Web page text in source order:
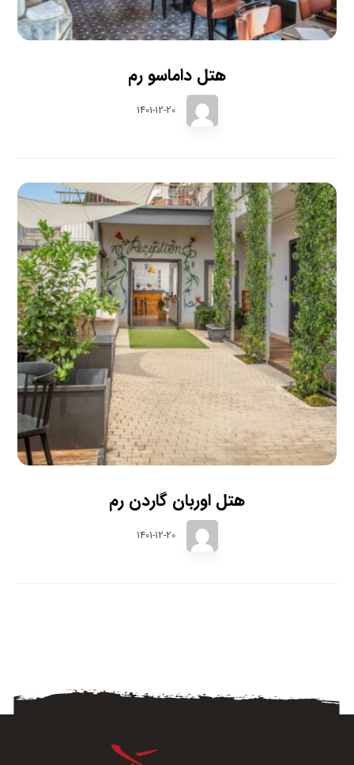
هتل داماسو رم
1401-12-20
هتل اوربان گاردن رم
1401-12-20